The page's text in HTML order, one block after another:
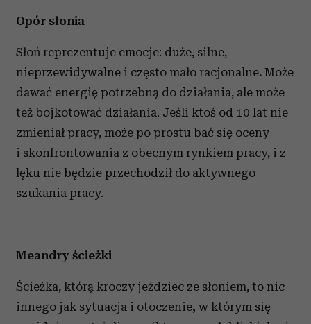
Opór słonia
Słoń reprezentuje emocje: duże, silne,
nieprzewidywalne i często mało racjonalne. Może
dawać energię potrzebną do działania, ale może
też bojkotować działania. Jeśli ktoś od 10 lat nie
zmieniał pracy, może po prostu bać się oceny
i skonfrontowania z obecnym rynkiem pracy, i z
lęku nie będzie przechodził do aktywnego
szukania pracy.
Meandry ścieżki
Ścieżka, którą kroczy jeździec ze słoniem, to nic
innego jak sytuacja i otoczenie, w którym się